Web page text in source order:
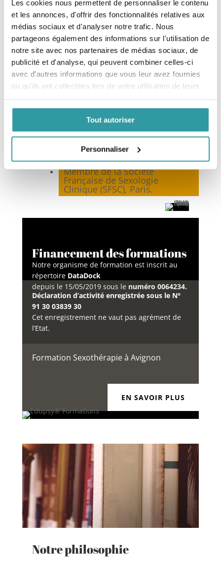
Les cookies nous permettent de personnaliser le contenu
et les annonces, d'offrir des fonctionnalités relatives aux
médias sociaux et d'analyser notre trafic. Nous
partageons également des informations sur l'utilisation de
notre site avec nos partenaires de médias sociaux, de
publicité et d'analyse, qui peuvent combiner celles-ci
avec d'autres informations que vous leur avez fournies
ou qu'ils ont collectées lors de votre utilisation de leurs
Tout autoriser
Personnaliser
Psychanalyste Didacticienne,
Superviseur, Sexologue
Clinicienne,
Formatrice (Niveau Expert) en
Psychanalyse,
Membre co-fondateur et
Présidente de laFédération
Nationale de Psychanalyse
Membre de laFédération
Française de Psychothérapie et
de Psychanalyse(FF2P), Paris,
Membre du Syndicat National
des Sexologues Cliniciens
(SNSC), Toulouse,
Membre de la Société
Française de Sexologie
Clinique (SFSC), Paris.
Financement des formations
Notre organisme de formation est inscrit au
répertoireDataDock
depuis le 15/05/2019 sous le numéro 0064234.
Déclaration d’activité enregistrée sous le N°
91 30 03839 30
Cet enregistrement ne vaut pas agrément de
l’Etat.
Formation Sexothérapie à Avignon
EN SAVOIR PLUS
Notre philosophie